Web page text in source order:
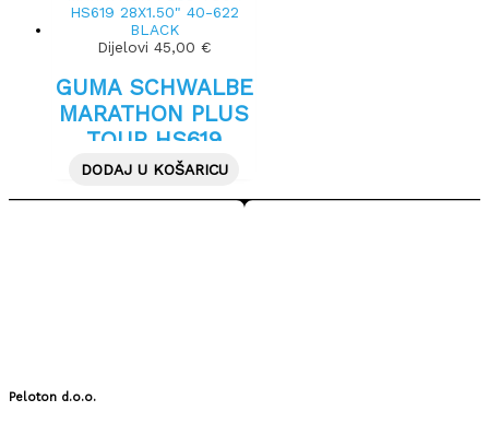
Dijelovi 45,00 €
GUMA SCHWALBE
MARATHON PLUS
TOUR HS619
28X1.50″ 40-622
DODAJ U KOŠARICU
Peloton d.o.o.